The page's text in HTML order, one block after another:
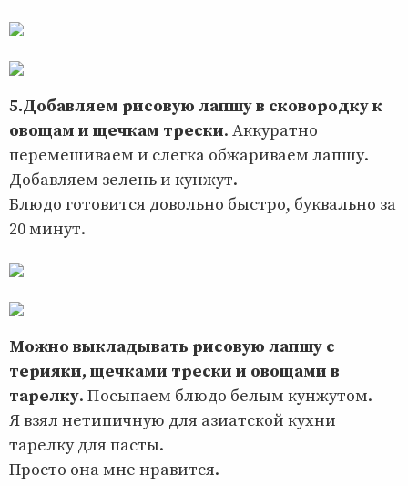
5.Добавляем рисовую лапшу в сковородку к
овощам и щечкам трески. Аккуратно
перемешиваем и слегка обжариваем лапшу.
Добавляем зелень и кунжут.
Блюдо готовится довольно быстро, буквально за
20 минут.
Можно выкладывать рисовую лапшу с
терияки, щечками трески и овощами в
тарелку. Посыпаем блюдо белым кунжутом.
Я взял нетипичную для азиатской кухни
тарелку для пасты.
Просто она мне нравится.